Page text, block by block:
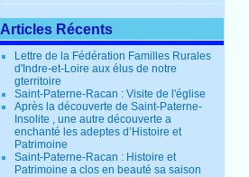
Articles Récents
Lettre de la Fédération Familles Rurales
d'Indre-et-Loire aux élus de notre
gterritoire
Saint-Paterne-Racan : Visite de l'église
Après la découverte de Saint-Paterne-
Insolite , une autre découverte a
enchanté les adeptes d’Histoire et
Patrimoine
Saint-Paterne-Racan : Histoire et
Patrimoine a clos en beauté sa saison